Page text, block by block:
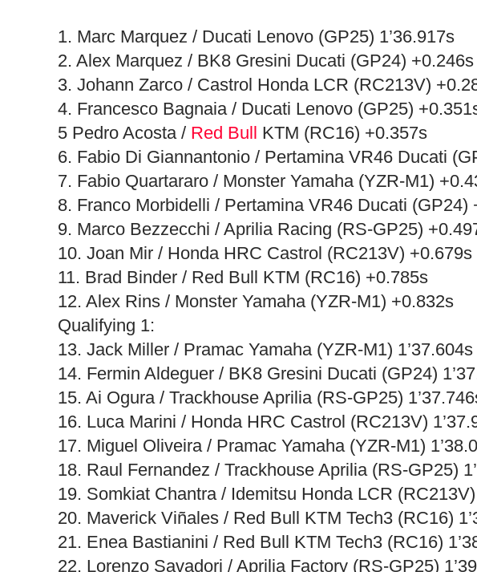
1. Marc Marquez / Ducati Lenovo (GP25) 1’36.917s
2. Alex Marquez / BK8 Gresini Ducati (GP24) +0.246s
3. Johann Zarco / Castrol Honda LCR (RC213V)
4. Francesco Bagnaia / Ducati Lenovo (GP25)
5 Pedro Acosta / Red Bull KTM (RC16) +0.357s
6. Fabio Di Giannantonio / Pertamina VR46 Ducati
7. Fabio Quartararo / Monster Yamaha (YZR-M1)
8. Franco Morbidelli / Pertamina VR46 Ducati (GP24)
9. Marco Bezzecchi / Aprilia Racing (RS-GP25)
10. Joan Mir / Honda HRC Castrol (RC213V) +0.679s
11. Brad Binder / Red Bull KTM (RC16) +0.785s
12. Alex Rins / Monster Yamaha (YZR-M1) +0.832s
Qualifying 1:
13. Jack Miller / Pramac Yamaha (YZR-M1) 1’37.604s
14. Fermin Aldeguer / BK8 Gresini Ducati (GP24)
15. Ai Ogura / Trackhouse Aprilia (RS-GP25)
16. Luca Marini / Honda HRC Castrol (RC213V)
17. Miguel Oliveira / Pramac Yamaha (YZR-M1)
18. Raul Fernandez / Trackhouse Aprilia (RS-GP25)
19. Somkiat Chantra / Idemitsu Honda LCR (RC213V)
20. Maverick Viñales / Red Bull KTM Tech3 (RC16)
21. Enea Bastianini / Red Bull KTM Tech3 (RC16)
22. Lorenzo Savadori / Aprilia Factory (RS-GP25)